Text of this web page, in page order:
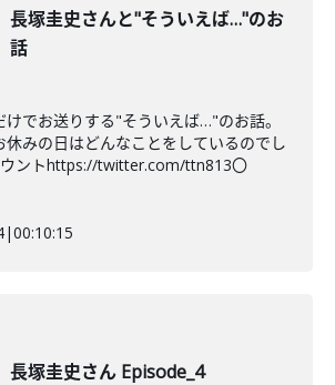
長塚圭史さんと"そういえば…"のお
話
でお送りする"そういえば…"のお話。
休みの日はどんなことをしているのでし
ウントhttps://twitter.com/ttn813〇
|00:10:15
長塚圭史さん Episode_4